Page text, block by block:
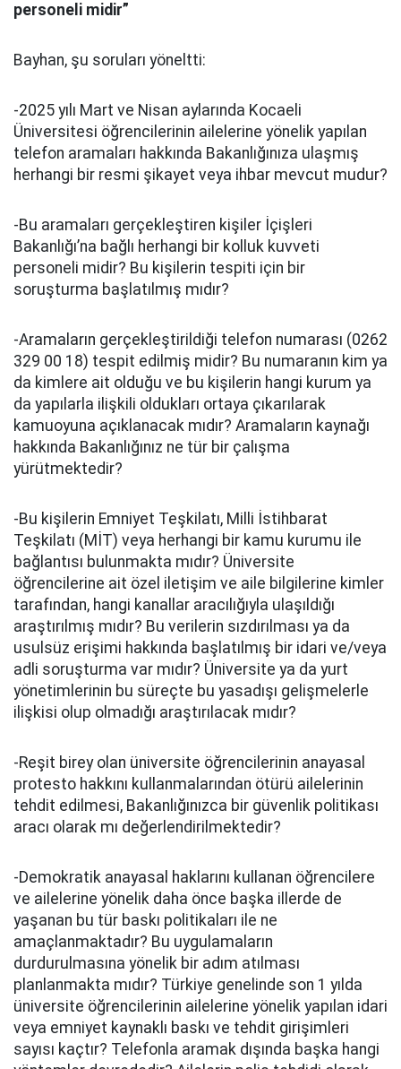
personeli midir”
Bayhan, şu soruları yöneltti:
-2025 yılı Mart ve Nisan aylarında Kocaeli
Üniversitesi öğrencilerinin ailelerine yönelik yapılan
telefon aramaları hakkında Bakanlığınıza ulaşmış
herhangi bir resmi şikayet veya ihbar mevcut mudur?
-Bu aramaları gerçekleştiren kişiler İçişleri
Bakanlığı’na bağlı herhangi bir kolluk kuvveti
personeli midir? Bu kişilerin tespiti için bir
soruşturma başlatılmış mıdır?
-Aramaların gerçekleştirildiği telefon numarası (0262
329 00 18) tespit edilmiş midir? Bu numaranın kim ya
da kimlere ait olduğu ve bu kişilerin hangi kurum ya
da yapılarla ilişkili oldukları ortaya çıkarılarak
kamuoyuna açıklanacak mıdır? Aramaların kaynağı
hakkında Bakanlığınız ne tür bir çalışma
yürütmektedir?
-Bu kişilerin Emniyet Teşkilatı, Milli İstihbarat
Teşkilatı (MİT) veya herhangi bir kamu kurumu ile
bağlantısı bulunmakta mıdır? Üniversite
öğrencilerine ait özel iletişim ve aile bilgilerine kimler
tarafından, hangi kanallar aracılığıyla ulaşıldığı
araştırılmış mıdır? Bu verilerin sızdırılması ya da
usulsüz erişimi hakkında başlatılmış bir idari ve/veya
adli soruşturma var mıdır? Üniversite ya da yurt
yönetimlerinin bu süreçte bu yasadışı gelişmelerle
ilişkisi olup olmadığı araştırılacak mıdır?
-Reşit birey olan üniversite öğrencilerinin anayasal
protesto hakkını kullanmalarından ötürü ailelerinin
tehdit edilmesi, Bakanlığınızca bir güvenlik politikası
aracı olarak mı değerlendirilmektedir?
-Demokratik anayasal haklarını kullanan öğrencilere
ve ailelerine yönelik daha önce başka illerde de
yaşanan bu tür baskı politikaları ile ne
amaçlanmaktadır? Bu uygulamaların
durdurulmasına yönelik bir adım atılması
planlanmakta mıdır? Türkiye genelinde son 1 yılda
üniversite öğrencilerinin ailelerine yönelik yapılan idari
veya emniyet kaynaklı baskı ve tehdit girişimleri
sayısı kaçtır? Telefonla aramak dışında başka hangi